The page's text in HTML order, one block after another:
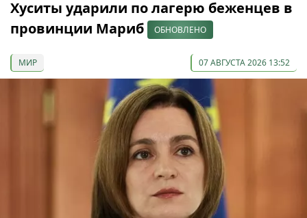
Хуситы ударили по лагерю беженцев в
провинции Мариб
ОБНОВЛЕНО
МИР 07 АВГУСТА 2026 13:52